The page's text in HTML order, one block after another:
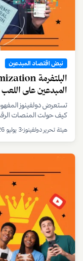
نبض اقتصاد المبدعين
المبدعين على
كيف حولت المنصات
صناع المحتوى في الخليج.
هيئة تحرير دولفينوز•3 يوليو 2026